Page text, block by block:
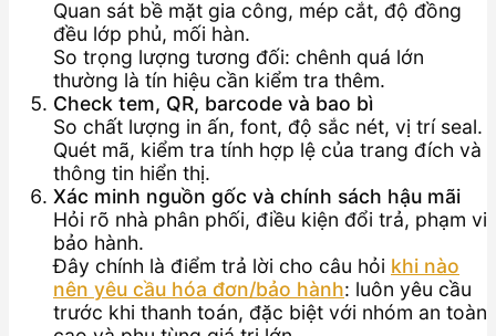
Quan sát bề mặt gia công, mép cắt, độ đồng
đều lớp phủ, mối hàn.
So trọng lượng tương đối: chênh quá lớn
thường là tín hiệu cần kiểm tra thêm.
Check tem, QR, barcode và bao bì
So chất lượng in ấn, font, độ sắc nét, vị trí seal.
Quét mã, kiểm tra tính hợp lệ của trang đích và
thông tin hiển thị.
Xác minh nguồn gốc và chính sách hậu mãi
Hỏi rõ nhà phân phối, điều kiện đổi trả, phạm vi
bảo hành.
Đây chính là điểm trả lời cho câu hỏi khi nào
nên yêu cầu hóa đơn/bảo hành: luôn yêu cầu
trước khi thanh toán, đặc biệt với nhóm an toàn